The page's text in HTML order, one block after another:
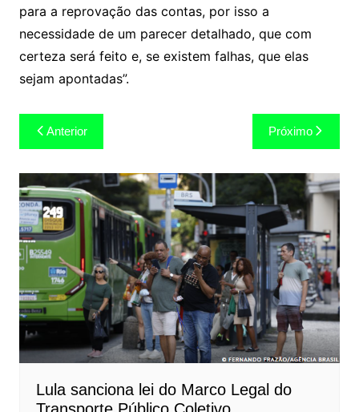
para a reprovação das contas, por isso a
necessidade de um parecer detalhado, que com
certeza será feito e, se existem falhas, que elas
sejam apontadas”.
Navegação
de
Post
Anterior Próximo
Lula sanciona lei do Marco Legal do